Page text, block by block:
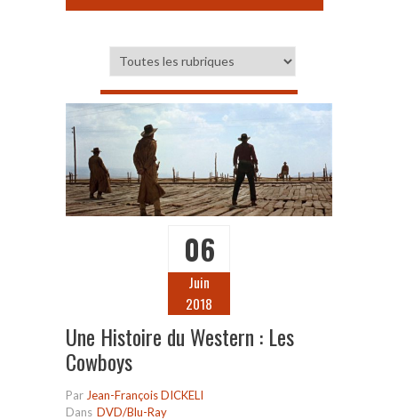
06
Juin
2018
Une Histoire du Western : Les
Cowboys
Par Jean-François DICKELI
Dans DVD/Blu-Ray